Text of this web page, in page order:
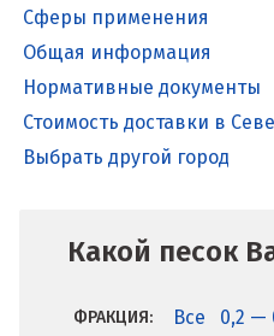
Сферы применения
Общая информация
Нормативные документы
Стоимость доставки в
Выбрать другой город
Какой песок
ФРАКЦИЯ: Все 0,2 —